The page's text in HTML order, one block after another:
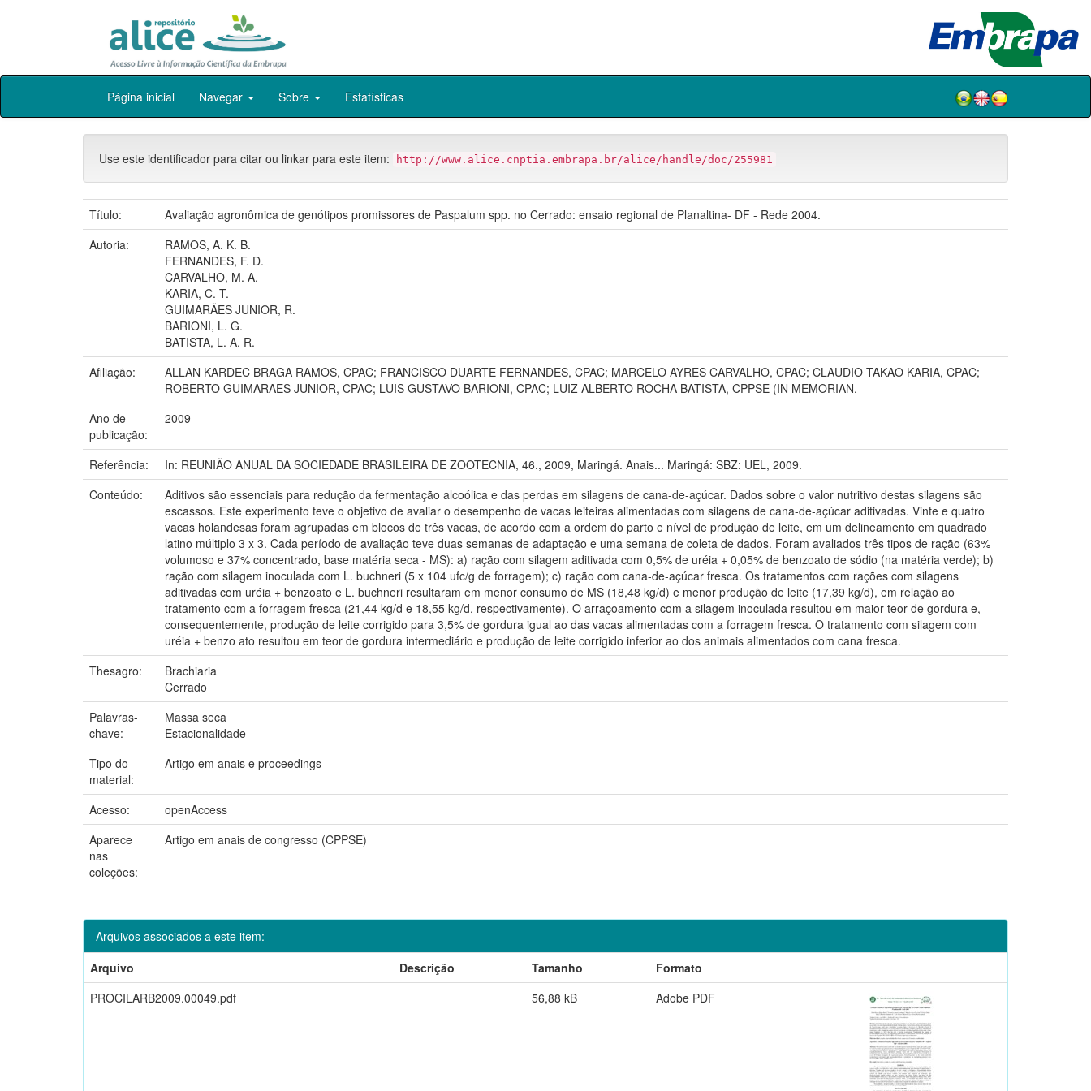
Skip
Página inicial Navegar Sobre Estatísticas
Use este identificador para citar ou linkar para este item: http://www.alice.cnptia.embrapa.br/alice/handle/doc/255981
Título:
Avaliação agronômica de genótipos promissores de Paspalum spp. no Cerrado: ensaio regional de Planaltina- DF - Rede 2004.
Autoria:
RAMOS, A. K. B.
FERNANDES, F. D.
CARVALHO, M. A.
KARIA, C. T.
GUIMARÃES JUNIOR, R.
BARIONI, L. G.
BATISTA, L. A. R.
Afiliação:
ALLAN KARDEC BRAGA RAMOS, CPAC; FRANCISCO DUARTE FERNANDES, CPAC; MARCELO AYRES CARVALHO, CPAC; CLAUDIO TAKAO KARIA, CPAC;
ROBERTO GUIMARAES JUNIOR, CPAC; LUIS GUSTAVO BARIONI, CPAC; LUIZ ALBERTO ROCHA BATISTA, CPPSE (IN MEMORIAN.
Ano de
publicação:
2009
Referência:
In: REUNIÃO ANUAL DA SOCIEDADE BRASILEIRA DE ZOOTECNIA, 46., 2009, Maringá. Anais... Maringá: SBZ: UEL, 2009.
Conteúdo:
Aditivos são essenciais para redução da fermentação alcoólica e das perdas em silagens de cana-de-açúcar. Dados sobre o valor nutritivo destas silagens são
escassos. Este experimento teve o objetivo de avaliar o desempenho de vacas leiteiras alimentadas com silagens de cana-de-açúcar aditivadas. Vinte e quatro
vacas holandesas foram agrupadas em blocos de três vacas, de acordo com a ordem do parto e nível de produção de leite, em um delineamento em quadrado
latino múltiplo 3 x 3. Cada período de avaliação teve duas semanas de adaptação e uma semana de coleta de dados. Foram avaliados três tipos de ração (63%
volumoso e 37% concentrado, base matéria seca - MS): a) ração com silagem aditivada com 0,5% de uréia + 0,05% de benzoato de sódio (na matéria verde); b)
ração com silagem inoculada com L. buchneri (5 x 104 ufc/g de forragem); c) ração com cana-de-açúcar fresca. Os tratamentos com rações com silagens
aditivadas com uréia + benzoato e L. buchneri resultaram em menor consumo de MS (18,48 kg/d) e menor produção de leite (17,39 kg/d), em relação ao
tratamento com a forragem fresca (21,44 kg/d e 18,55 kg/d, respectivamente). O arraçoamento com a silagem inoculada resultou em maior teor de gordura e,
consequentemente, produção de leite corrigido para 3,5% de gordura igual ao das vacas alimentadas com a forragem fresca. O tratamento com silagem com
uréia + benzo ato resultou em teor de gordura intermediário e produção de leite corrigido inferior ao dos animais alimentados com cana fresca.
Thesagro:
Brachiaria
Cerrado
Palavras-
chave:
Massa seca
Estacionalidade
Tipo do
material:
Artigo em anais e proceedings
Acesso:
openAccess
Aparece
nas
coleções:
Artigo em anais de congresso (CPPSE)
Arquivos associados a este item:
Arquivo
Descrição Tamanho
Formato
PROCILARB2009.00049.pdf
56,88 kB Adobe PDF